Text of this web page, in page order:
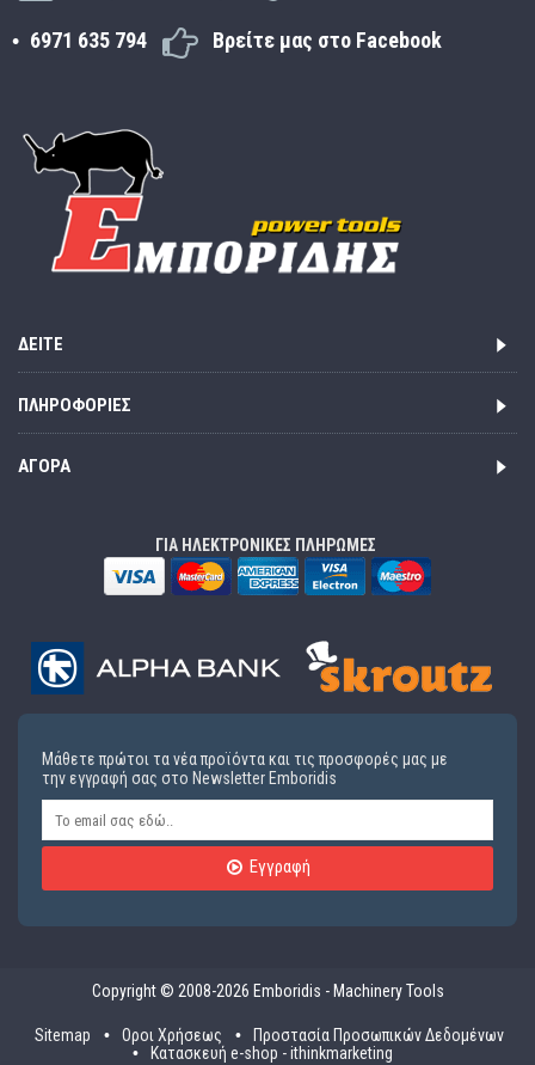
6971 635 794 Βρείτε μας στο Facebook
ΔΕΊΤΕ
ΠΛΗΡΟΦΟΡΊΕΣ
ΑΓΟΡΆ
ΓΙΑ ΗΛΕΚΤΡΟΝΙΚΕΣ ΠΛΗΡΩΜΕΣ
Μάθετε πρώτοι τα νέα προϊόντα και τις προσφορές μας με
την εγγραφή σας στο Newsletter Emboridis
Εγγραφή
Copyright © 2008-2026 Emboridis - Machinery Tools
Sitemap Οροι Χρήσεως
Προστασία Προσωπικών Δεδομένων
Κατασκευή e-shop - ithinkmarketing